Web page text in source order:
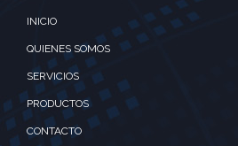
INICIO
QUIENES SOMOS
SERVICIOS
PRODUCTOS
CONTACTO